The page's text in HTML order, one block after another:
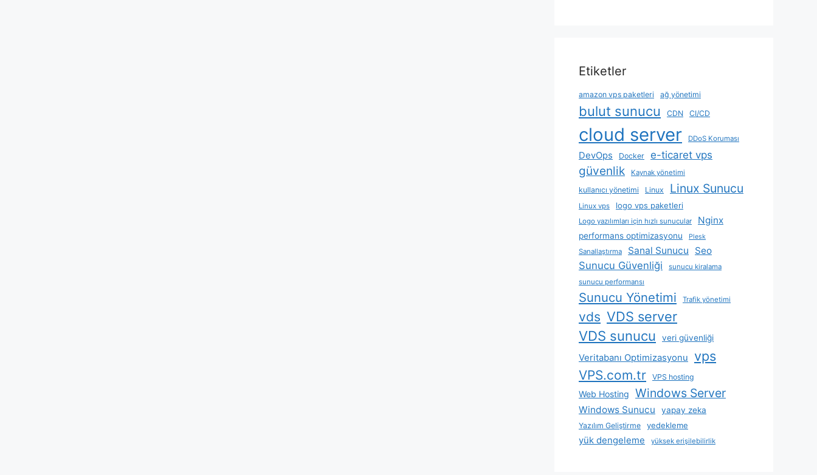
Etiketler
amazon vps paketleri ağ yönetimi
bulut sunucu CDN CI/CD
cloud server DDoS Koruması
DevOps Docker e-ticaret vps
güvenlik Kaynak yönetimi
kullanıcı yönetimi Linux Linux Sunucu
Linux vps logo vps paketleri
Logo yazılımları için hızlı sunucular Nginx
performans optimizasyonu Plesk
Sanallaştırma Sanal Sunucu Seo
Sunucu Güvenliği
sunucu kiralama
sunucu performansı
Sunucu Yönetimi Trafik yönetimi
vds VDS server
VDS sunucu
veri güvenliği
Veritabanı Optimizasyonu vps
VPS.com.tr VPS hosting
Web Hosting Windows Server
Windows Sunucu yapay zeka
Yazılım Geliştirme yedekleme
yük dengeleme yüksek erişilebilirlik